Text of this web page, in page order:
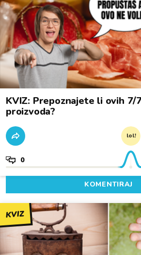
KVIZ: Prepoznajete li ovih 7/
proizvoda?
lol!
0
KOMENTIRAJ
KVIZ